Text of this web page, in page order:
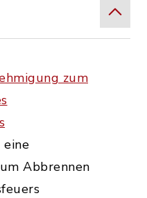
zum
eine
Abbrennen